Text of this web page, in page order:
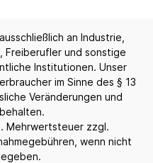
an Industrie,
Freiberufler und sonstige
Institutionen. Unser
im Sinne des § 13
Veränderungen und
Mehrwertsteuer zzgl.
wenn nicht